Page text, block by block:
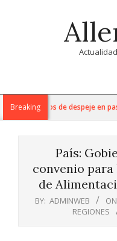
Navigation
MenuBreaking
trabajos de despeje en paso
País:
convenio para
de
BY: ADMINWEB
REGIONES